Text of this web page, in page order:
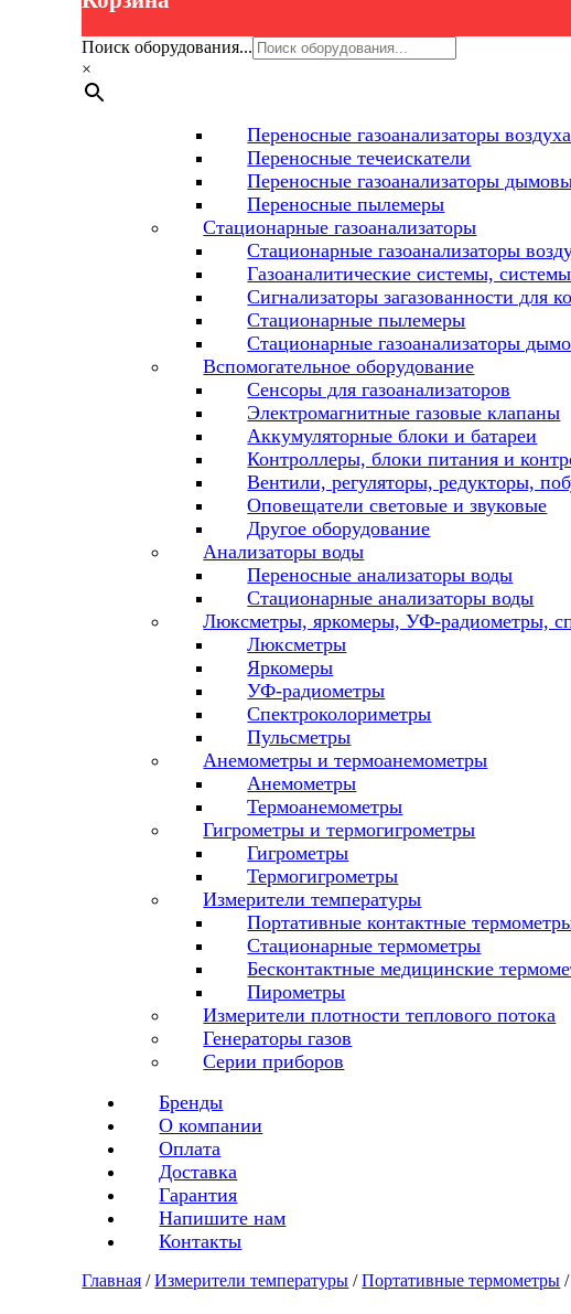
Поиск оборудования...
×
Переносные газоанализаторы
Переносные течеискатели
Переносные газоанализаторы
Переносные пылемеры
Стационарные газоанализаторы
Стационарные газоанализаторы
Газоаналитические системы,
Сигнализаторы загазованности для
Стационарные пылемеры
Стационарные газоанализаторы
Вспомогательное оборудование
Сенсоры для газоанализаторов
Электромагнитные газовые клапаны
Аккумуляторные блоки и батареи
Контроллеры, блоки питания и
Вентили, регуляторы, редукторы,
Оповещатели световые и звуковые
Другое оборудование
Анализаторы воды
Переносные анализаторы воды
Стационарные анализаторы воды
Люксметры, яркомеры, УФ-радиометры,
Люксметры
Яркомеры
УФ-радиометры
Спектроколориметры
Пульсметры
Анемометры и термоанемометры
Анемометры
Термоанемометры
Гигрометры и термогигрометры
Гигрометры
Термогигрометры
Измерители температуры
Портативные контактные
Стационарные термометры
Бесконтактные медицинские
Пирометры
Измерители плотности теплового потока
Генераторы газов
Серии приборов
Бренды
О компании
Оплата
Доставка
Гарантия
Напишите нам
Контакты
Главная /Измерители температуры /Портативные термометры